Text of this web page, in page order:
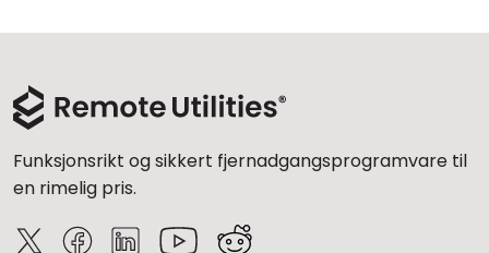
Funksjonsrikt og sikkert fjernadgangsprogramvare til
en rimelig pris.